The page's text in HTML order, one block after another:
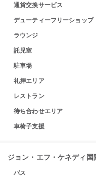
通貨交換サービス
デューティーフリーショップ
ラウンジ
託児室
駐車場
礼拝エリア
レストラン
待ち合わせエリア
車椅子支援
ジョン・エフ・ケネディ
バス